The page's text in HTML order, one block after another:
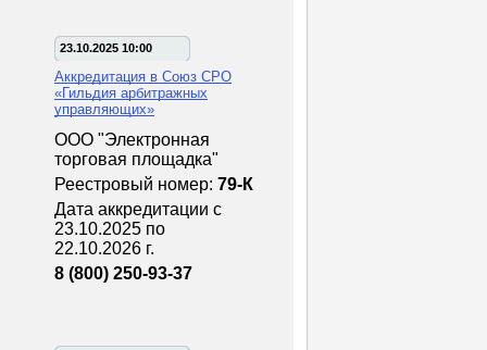
23.10.2025 10:00
Аккредитация в Союз СРО
«Гильдия арбитражных
управляющих»
ООО "Электронная
торговая площадка"
Реестровый номер: 79-К
Дата аккредитации с
23.10.2025 по
22.10.2026 г.
8 (800) 250-93-37